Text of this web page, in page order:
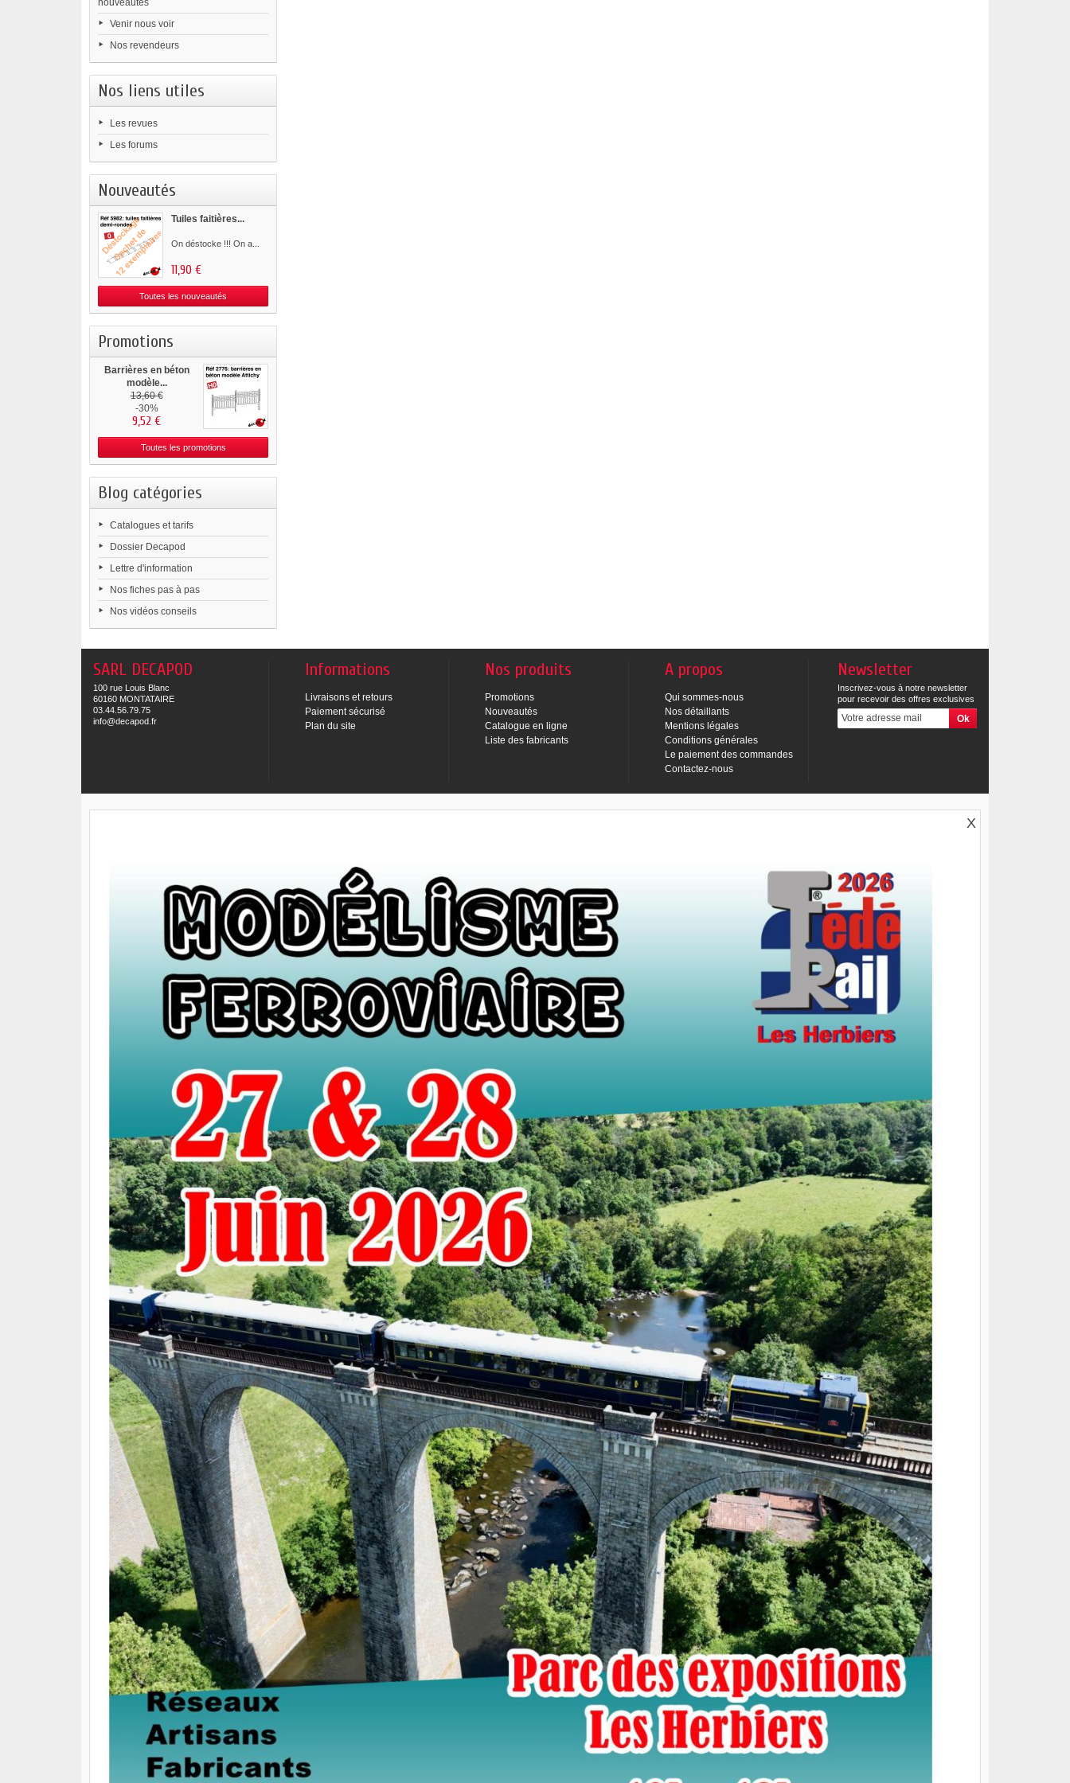
nouveautés
Venir nous voir
Nos revendeurs
Nos liens utiles
Les revues
Les forums
Nouveautés
Tuiles faitières...
On déstocke !!! On a...
11,90 €
Toutes les nouveautés
Promotions
Barrières en béton
modèle...
13,60 €
-30%
9,52 €
Toutes les promotions
Blog catégories
Catalogues et tarifs
Dossier Decapod
Lettre d'information
Nos fiches pas à pas
Nos vidéos conseils
SARL DECAPOD
100 rue Louis Blanc
60160 MONTATAIRE
03.44.56.79.75
info@decapod.fr
Informations
Livraisons et retours
Paiement sécurisé
Plan du site
Nos produits
Promotions
Nouveautés
Catalogue en ligne
Liste des fabricants
A propos
Qui sommes-nous
Nos détaillants
Mentions légales
Conditions générales
Le paiement des commandes
Contactez-nous
Newsletter
Inscrivez-vous à notre newsletter
pour recevoir des offres exclusives
X